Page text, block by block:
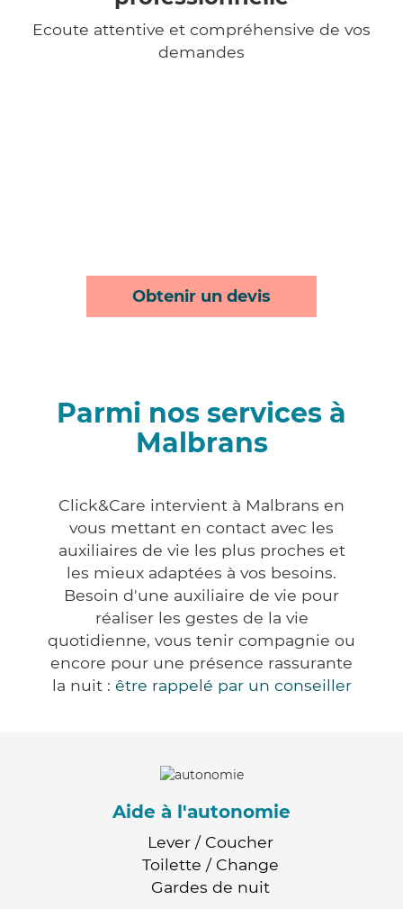
Ecoute attentive et compréhensive de vos
demandes
Obtenir un devis
Parmi nos services à
Malbrans
Click&Care intervient à Malbrans en
vous mettant en contact avec les
auxiliaires de vie les plus proches et
les mieux adaptées à vos besoins.
Besoin d'une auxiliaire de vie pour
réaliser les gestes de la vie
quotidienne, vous tenir compagnie ou
encore pour une présence rassurante
la nuit : être rappelé par un conseiller
Aide à l'autonomie
Lever / Coucher
Toilette / Change
Gardes de nuit